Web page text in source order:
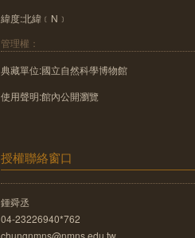
緯度:北緯﹝N﹞
管理權：
典藏單位:國立自然科學博物館
使用聲明:館內公開瀏覽
授權聯絡窗口
鍾舜丞
04-23226940*762